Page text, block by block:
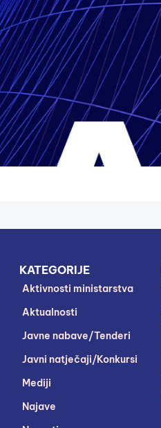
KATEGORIJE
Aktivnosti ministarstva
Aktualnosti
Javne nabave/Tenderi
Javni natječaji/Konkursi
Mediji
Najave